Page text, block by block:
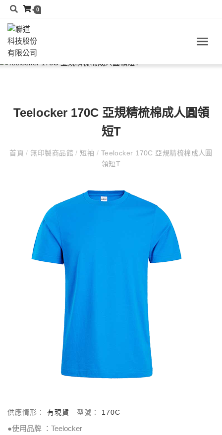
0
Teelocker 170C 亞規精梳棉成人圓領
短T
首頁/ 無印製商品館/ 短袖 / Teelocker 170C 亞規精梳棉成人圓
領短T
供應情形： 有現貨 型號： 170C
●使用品牌 ：Teelocker